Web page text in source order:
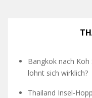
Bangkok nach Koh
lohnt sich wirklich?
Thailand Insel-